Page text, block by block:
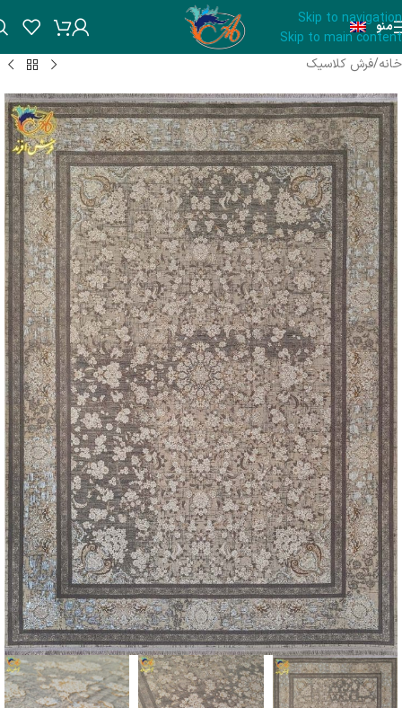
Skip to navigation
Skip to main content
منو
خانه/فرش کلاسیک